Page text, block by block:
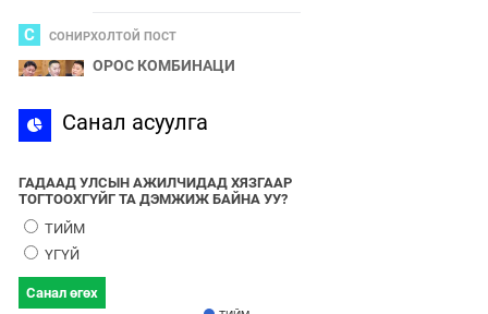
С СОНИРХОЛТОЙ ПОСТ
ОРОС КОМБИНАЦИ
С СПОРТ
У
БҮЛЭГЛЭЛҮҮДИЙН
ХАМТЫН БҮТЭЭЛ ЮМ
Санал асуулга
ГАДААД УЛСЫН АЖИЛЧИДАД ХЯЗГААР
ТОГТООХГҮЙГ ТА ДЭМЖИЖ БАЙНА УУ?
ТИЙМ
ҮГҮЙ
Санал өгөх